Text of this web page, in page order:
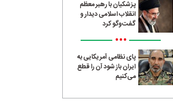
پزشکیان با رهبر معظم
انقلاب اسلامی دیدار و
گفت‌وگو کرد
•••
پای نظامی آمریکایی به
ایران باز شود آن را قطع
می‌کنیم